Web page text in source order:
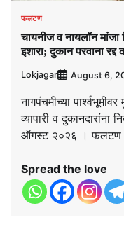
फलटण
चायनीज व नायलॉन
इशारा; दुकान परवाना
Lokjagar August 6,
नागपंचमीच्या
व्यापारी व
ऑगस्ट २०२६ । फलटण
Spread the love